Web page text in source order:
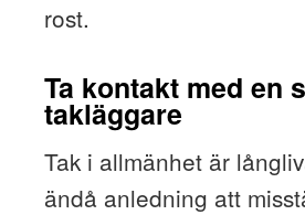
rost.
Ta kontakt med en
takläggare
Tak i allmänhet är
ändå anledning att